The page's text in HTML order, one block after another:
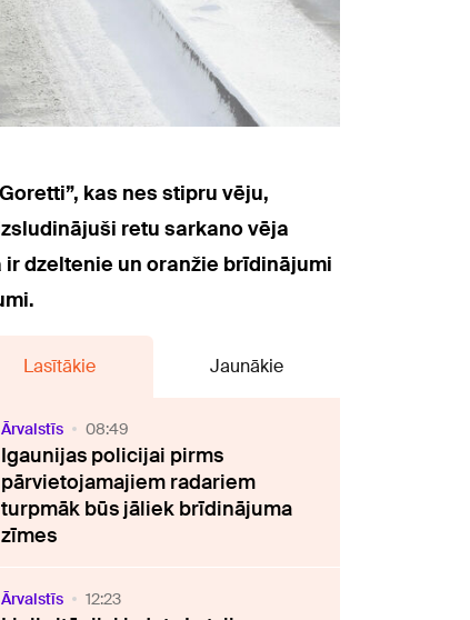
kas nes stipru vēju,
retu sarkano vēja
dzeltenie un oranžie brīdinājumi
Lasītākie Jaunākie
Ārvalstīs 08:49
Igaunijas policijai pirms
pārvietojamajiem radariem
turpmāk būs jāliek brīdinājuma
zīmes
Ārvalstīs 12:23